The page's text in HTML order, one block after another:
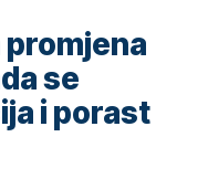
se
i porast